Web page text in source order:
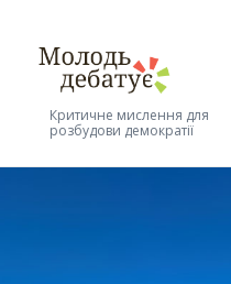
Критичне мислення для
розбудови демократії